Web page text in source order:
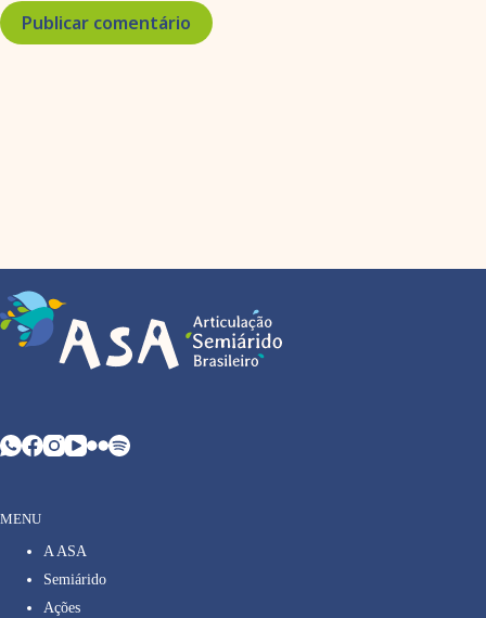
Publicar comentário
MENU
A ASA
Semiárido
Ações